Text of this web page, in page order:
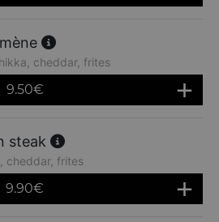
cheddar, frites
9.50€
steak
cheddar, frites
9.90€